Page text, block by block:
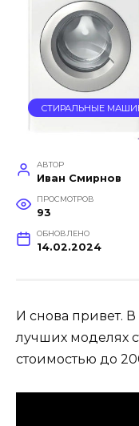
СТИРАЛЬНЫЕ
АВТОР
Иван Смирнов
ПРОСМОТРОВ
93
ОБНОВЛЕНО
14.02.2024
И снова привет. В
лучших моделях
стоимостью до